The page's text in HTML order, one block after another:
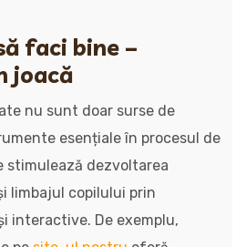
faci bine –
joacă
nu sunt doar surse de
esențiale în procesul de
stimulează dezvoltarea
limbajul copilului prin
interactive. De exemplu,